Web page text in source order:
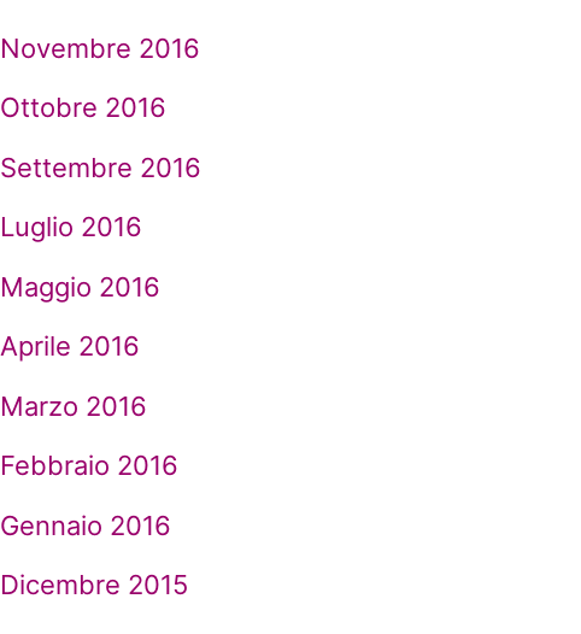
Novembre 2016
Ottobre 2016
Settembre 2016
Luglio 2016
Maggio 2016
Aprile 2016
Marzo 2016
Febbraio 2016
Gennaio 2016
Dicembre 2015